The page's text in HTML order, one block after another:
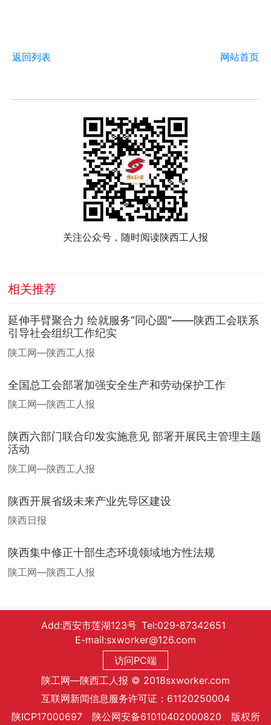
返回列表 网站首页
关注公众号，随时阅读陕西工人报
相关推荐
延伸手臂聚合力 绘就服务“同心圆”——陕西工会联系
引导社会组织工作纪实
陕工网—陕西工人报
全国总工会部署加强安全生产和劳动保护工作
陕工网—陕西工人报
陕西六部门联合印发实施意见 部署开展民主管理主题
活动
陕工网—陕西工人报
陕西开展省级未来产业先导区建设
陕西日报
陕西集中修正十部生态环境领域地方性法规
陕工网—陕西工人报
Add:西安市莲湖123号 Tel:029-87342651
E-mail:sxworker@126.com
访问PC端
陕工网—陕西工人报 © 2018sxworker.com
互联网新闻信息服务许可证：61120250004
陕ICP17000697 陕公网安备61010402000820 版权所